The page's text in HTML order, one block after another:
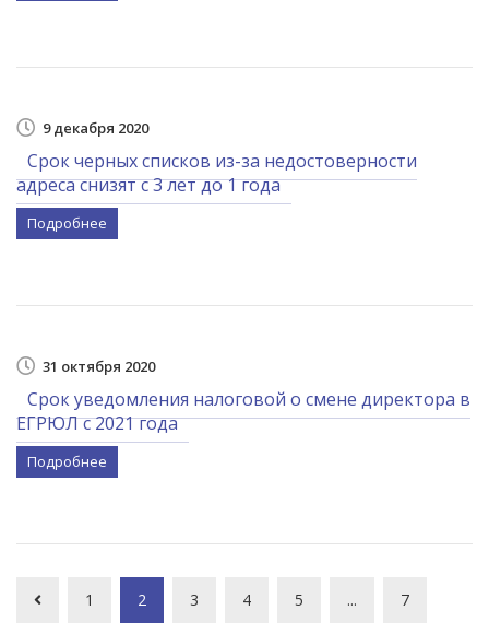
9 декабря 2020
Срок черных списков из-за недостоверности
адреса снизят с 3 лет до 1 года
Подробнее
31 октября 2020
Срок уведомления налоговой о смене директора в
ЕГРЮЛ с 2021 года
Подробнее
1 2 3 4 5 ... 7